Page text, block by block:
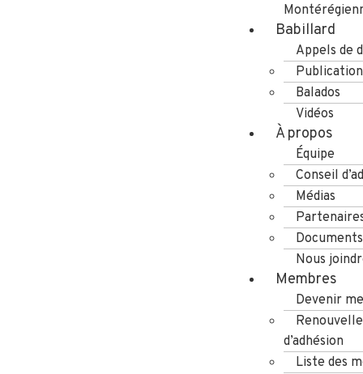
Babillard
Appels de
Balados
Vidéos
À propos
Équipe
Conseil
Médias
Documents
Nous
Membres
Devenir
d’adhésion
Liste des